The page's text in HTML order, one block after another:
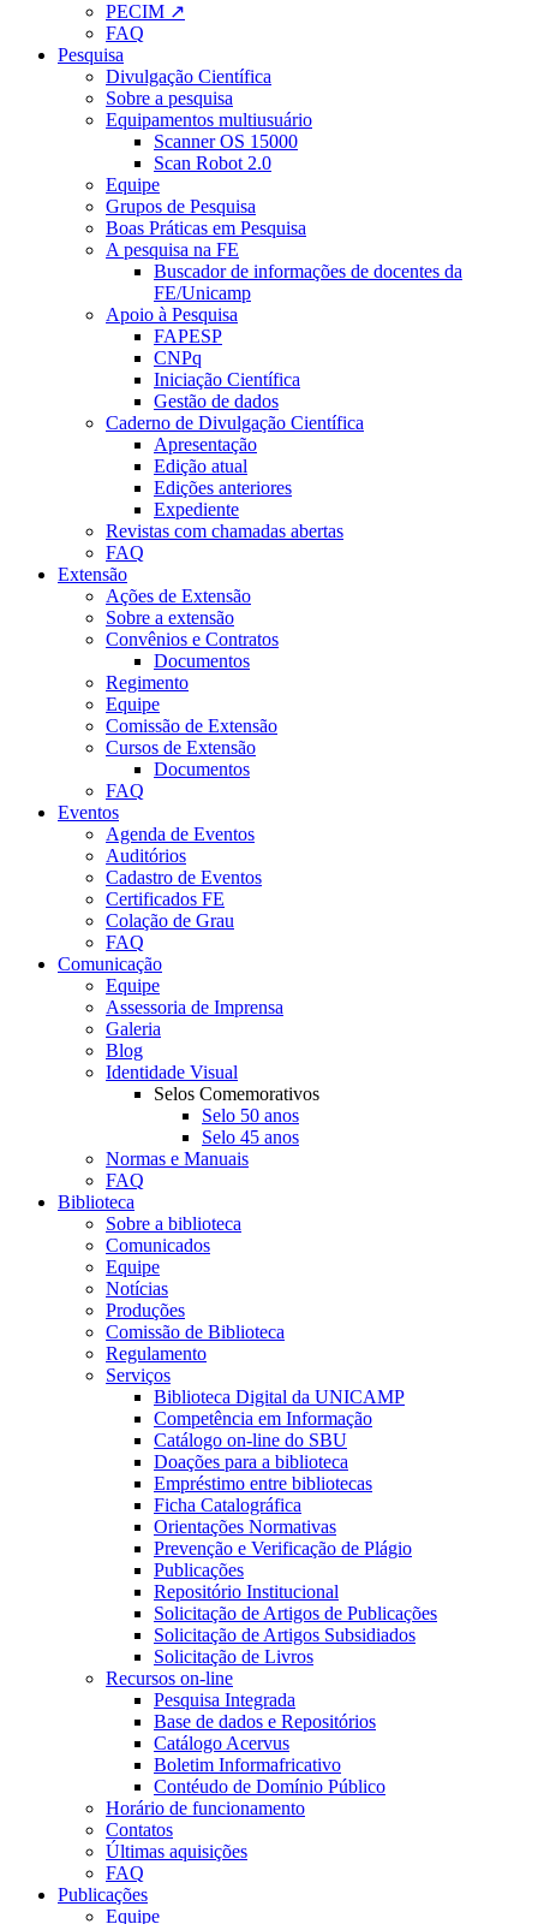
PECIM ↗
FAQ
Pesquisa
Divulgação Científica
Sobre a pesquisa
Equipamentos multiusuário
Scanner OS 15000
Scan Robot 2.0
Equipe
Grupos de Pesquisa
Boas Práticas em Pesquisa
A pesquisa na FE
Buscador de informações de docentes da
FE/Unicamp
Apoio à Pesquisa
FAPESP
CNPq
Iniciação Científica
Gestão de dados
Caderno de Divulgação Científica
Apresentação
Edição atual
Edições anteriores
Expediente
Revistas com chamadas abertas
FAQ
Extensão
Ações de Extensão
Sobre a extensão
Convênios e Contratos
Documentos
Regimento
Equipe
Comissão de Extensão
Cursos de Extensão
Documentos
FAQ
Eventos
Agenda de Eventos
Auditórios
Cadastro de Eventos
Certificados FE
Colação de Grau
FAQ
Comunicação
Equipe
Assessoria de Imprensa
Galeria
Blog
Identidade Visual
Selos Comemorativos
Selo 50 anos
Selo 45 anos
Normas e Manuais
FAQ
Biblioteca
Sobre a biblioteca
Comunicados
Equipe
Notícias
Produções
Comissão de Biblioteca
Regulamento
Serviços
Biblioteca Digital da UNICAMP
Competência em Informação
Catálogo on-line do SBU
Doações para a biblioteca
Empréstimo entre bibliotecas
Ficha Catalográfica
Orientações Normativas
Prevenção e Verificação de Plágio
Publicações
Repositório Institucional
Solicitação de Artigos de Publicações
Solicitação de Artigos Subsidiados
Solicitação de Livros
Recursos on-line
Pesquisa Integrada
Base de dados e Repositórios
Catálogo Acervus
Boletim Informafricativo
Contéudo de Domínio Público
Horário de funcionamento
Contatos
Últimas aquisições
FAQ
Publicações
Equipe